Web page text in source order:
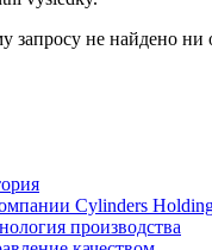
запросу не найдено ни
Cylinders
производства